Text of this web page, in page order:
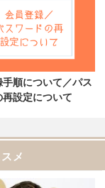
手順について／パス
再設定について
メ